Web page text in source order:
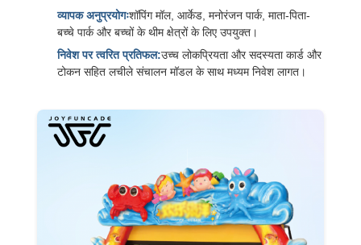
व्यापक अनुप्रयोगःशॉपिंग मॉल, आर्केड, मनोरंजन पार्क, माता-पिता-
बच्चे पार्क और बच्चों के थीम क्षेत्रों के लिए उपयुक्त।
निवेश पर त्वरित प्रतिफल:उच्च लोकप्रियता और सदस्यता कार्ड और
टोकन सहित लचीले संचालन मॉडल के साथ मध्यम निवेश लागत।